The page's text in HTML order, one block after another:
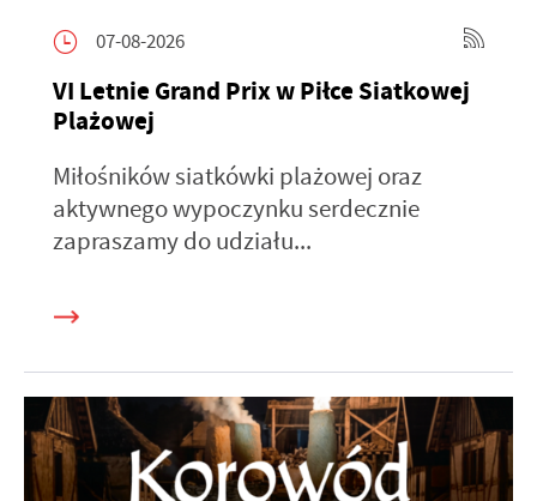
07-08-2026
VI Letnie Grand Prix w Piłce Siatkowej
Plażowej
Miłośników siatkówki plażowej oraz
aktywnego wypoczynku serdecznie
zapraszamy do udziału...